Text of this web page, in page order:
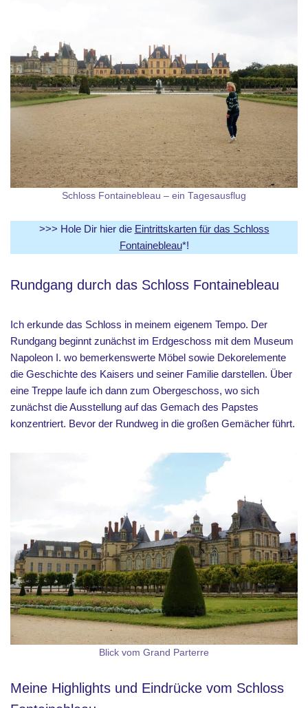
Schloss Fontainebleau – ein Tagesausflug
>>> Hole Dir hier die Eintrittskarten für das Schloss
Fontainebleau*!
Rundgang durch das Schloss Fontainebleau
Ich erkunde das Schloss in meinem eigenem Tempo. Der
Rundgang beginnt zunächst im Erdgeschoss mit dem Museum
Napoleon I. wo bemerkenswerte Möbel sowie Dekorelemente
die Geschichte des Kaisers und seiner Familie darstellen. Über
eine Treppe laufe ich dann zum Obergeschoss, wo sich
zunächst die Ausstellung auf das Gemach des Papstes
konzentriert. Bevor der Rundweg in die großen Gemächer führt.
Blick vom Grand Parterre
Meine Highlights und Eindrücke vom Schloss